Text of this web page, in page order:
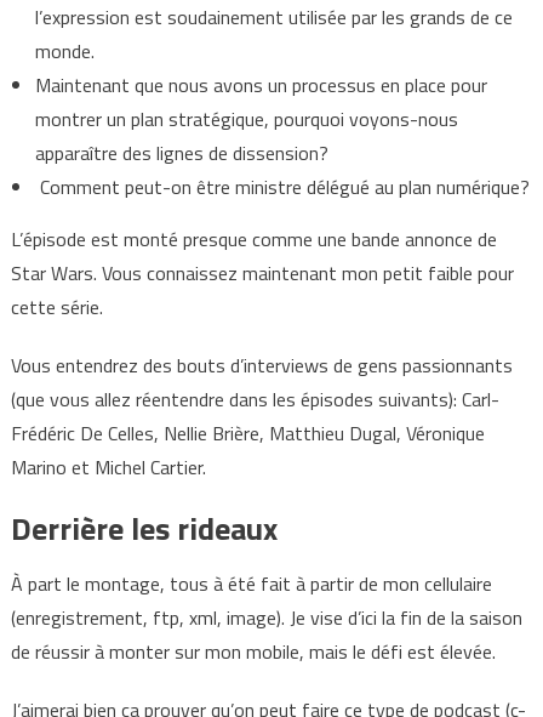
l’expression est soudainement utilisée par les grands de ce
monde.
Maintenant que nous avons un processus en place pour
montrer un plan stratégique, pourquoi voyons-nous
apparaître des lignes de dissension?
Comment peut-on être ministre délégué au plan numérique?
L’épisode est monté presque comme une bande annonce de
Star Wars. Vous connaissez maintenant mon petit faible pour
cette série.
Vous entendrez des bouts d’interviews de gens passionnants
(que vous allez réentendre dans les épisodes suivants): Carl-
Frédéric De Celles, Nellie Brière, Matthieu Dugal, Véronique
Marino et Michel Cartier.
Derrière les rideaux
À part le montage, tous à été fait à partir de mon cellulaire
(enregistrement, ftp, xml, image). Je vise d’ici la fin de la saison
de réussir à monter sur mon mobile, mais le défi est élevée.
J’aimerai bien ça prouver qu’on peut faire ce type de podcast (c-